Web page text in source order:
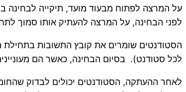
לפני הבחינה, על המרצה להעתיק אותו סמוך
לכל סטודנט). בסיום הבחינה, כאשר הם
לאחר ההעתקה, הסטודנטים יכולים לבדוק